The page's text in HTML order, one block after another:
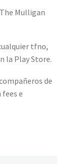
Mulligan
tfno,
la Play Store.
de
e